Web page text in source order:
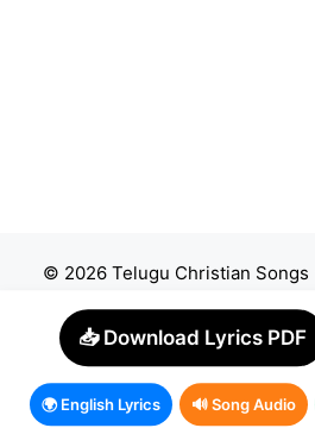
© 2026 Telugu Christian Songs
📥 Download Lyrics PDF
🌍 English Lyrics 🔊 Song Audio